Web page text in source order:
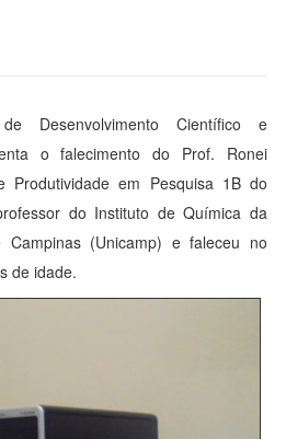
Desenvolvimento Científico e
o falecimento do Prof. Ronei
em Pesquisa 1B do
do Instituto de Química da
Campinas (Unicamp) e faleceu no
de idade.